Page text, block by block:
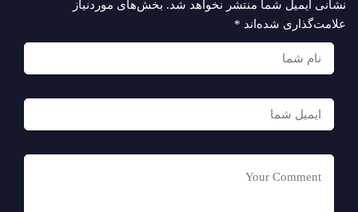
نشانی ایمیل شما منتشر نخواهد شد. بخش‌های موردنیاز
علامت‌گذاری شده‌اند *